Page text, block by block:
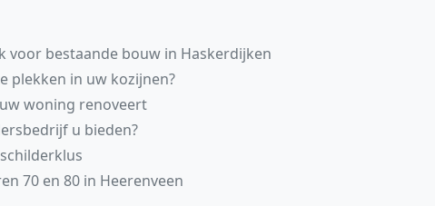
voor bestaande bouw in Haskerdijken
plekken in uw kozijnen?
woning renoveert
u bieden?
70 en 80 in Heerenveen